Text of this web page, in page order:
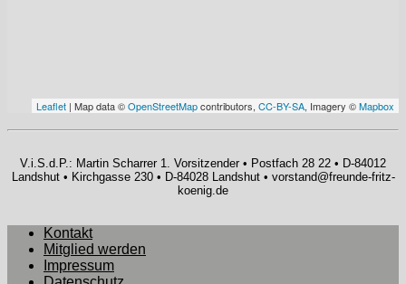
Leaflet | Map data ©OpenStreetMapcontributors, CC-BY-SA, Imagery ©Mapbox
V.i.S.d.P.: Martin Scharrer 1. Vorsitzender • Postfach 28 22 • D-84012
Landshut • Kirchgasse 230 • D-84028 Landshut • vorstand@freunde-fritz-
koenig.de
Kontakt
Mitglied werden
Impressum